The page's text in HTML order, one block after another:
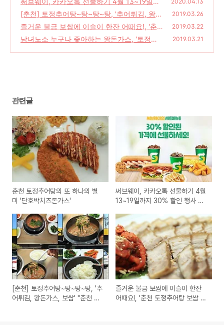
지 30% 할인 행사 진행
(10)
[춘천] 토정추어탕~탕~탕~탕, '추어튀김, 왕돈
가스, 보쌈' "춘천 추천맛집"
(0)
2019.03.26
즐거운 불금 보쌈에 이슬이 한잔 어때요!, '춘
천 토정추어탕 보쌈 추천 합니다!'
(6)
2019.03.22
남녀노소 누구나 좋아하는 왕돈가스, '토정추
2019.03.21
관련글
춘천 토정추어탕의 또 하나의 별
미 '단호박치즈돈가스'
써브웨이, 카카오톡 선물하기 4월
13~19일까지 30% 할인 행사 진
[춘천] 토정추어탕~탕~탕~탕, '추
어튀김, 왕돈가스, 보쌈' "춘천 추
즐거운 불금 보쌈에 이슬이 한잔
어때요!, '춘천 토정추어탕 보쌈 추